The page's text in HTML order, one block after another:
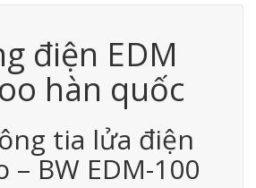
điện EDM
hàn quốc
tia lửa điện
– BW EDM-100